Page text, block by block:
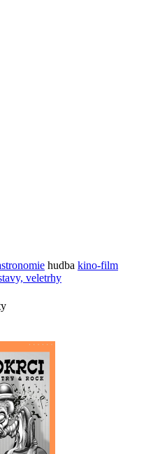
hudba kino-film
veletrhy